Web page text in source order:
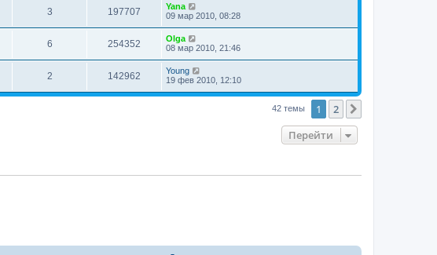
3 197707
Yana
09 мар 2010, 08:28
6 254352
Olga
08 мар 2010, 21:46
2 142962
Young
19 фев 2010, 12:10
42 темы 1 2
Перейти